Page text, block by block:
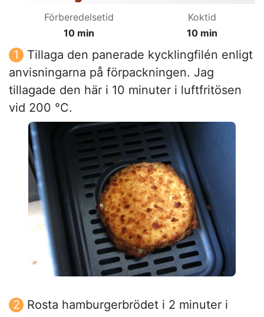
Förberedelsetid
10 min
Koktid
10 min
Tillaga den panerade kycklingfilén enligt
anvisningarna på förpackningen. Jag
tillagade den här i 10 minuter i luftfritösen
vid 200 °C.
Rosta hamburgerbrödet i 2 minuter i